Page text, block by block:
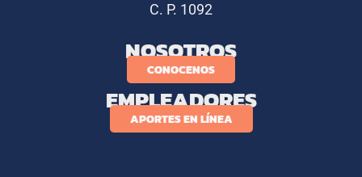
C. P. 1092
NOSOTROS
CONOCENOS
EMPLEADORES
APORTES EN LÍNEA